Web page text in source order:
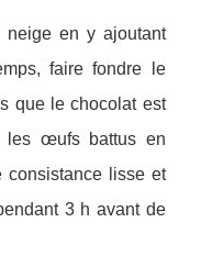
neige en y ajoutant
faire fondre le
que le chocolat est
les œufs battus en
consistance lisse et
3 h avant de